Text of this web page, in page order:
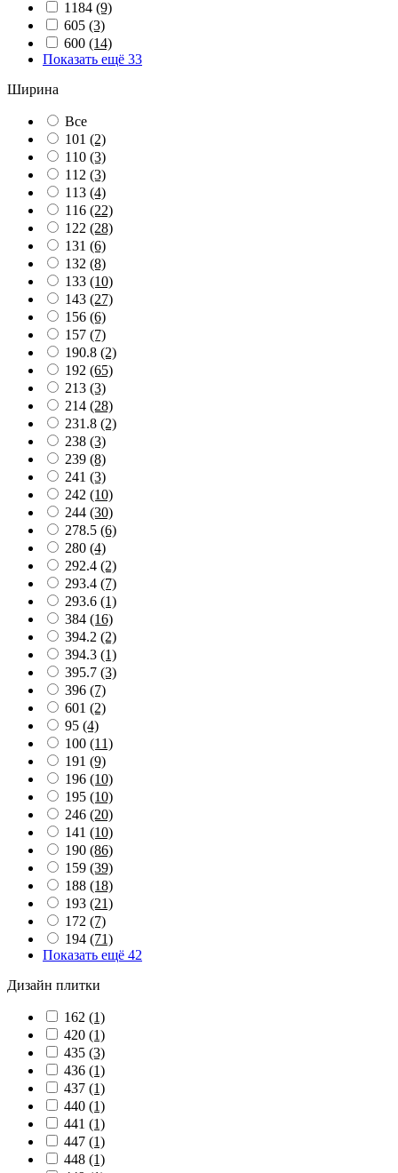
1184 (9)
605 (3)
600 (14)
Показать ещё 33
Ширина
Все
101 (2)
110 (3)
112 (3)
113 (4)
116 (22)
122 (28)
131 (6)
132 (8)
133 (10)
143 (27)
156 (6)
157 (7)
190.8 (2)
192 (65)
213 (3)
214 (28)
231.8 (2)
238 (3)
239 (8)
241 (3)
242 (10)
244 (30)
278.5 (6)
280 (4)
292.4 (2)
293.4 (7)
293.6 (1)
384 (16)
394.2 (2)
394.3 (1)
395.7 (3)
396 (7)
601 (2)
95 (4)
100 (11)
191 (9)
196 (10)
195 (10)
246 (20)
141 (10)
190 (86)
159 (39)
188 (18)
193 (21)
172 (7)
194 (71)
Показать ещё 42
Дизайн плитки
162 (1)
420 (1)
435 (3)
436 (1)
437 (1)
440 (1)
441 (1)
447 (1)
448 (1)